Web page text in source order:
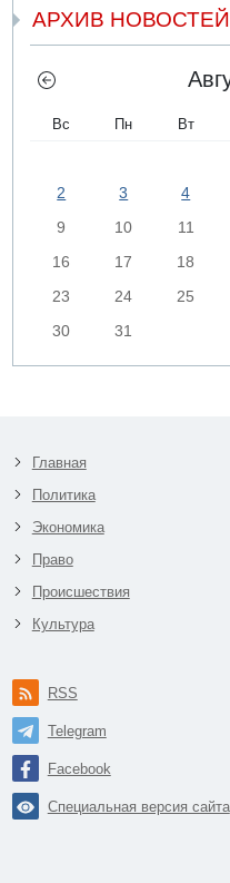
АРХИВ
Вс Пн Вт
2
3 4
9
10 11
16
17 18
23
24 25
30
31
Главная
Политика
Экономика
Право
Происшествия
Культура
RSS
Telegram
Facebook
Специальная версия сайта